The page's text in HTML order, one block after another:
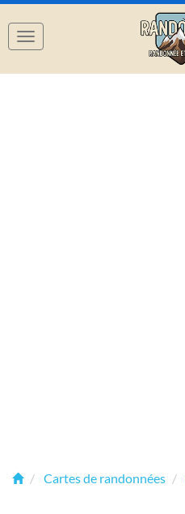
Navigation
Cartes de randonnées